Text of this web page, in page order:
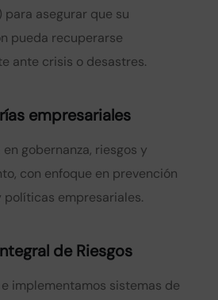
para asegurar que su
pueda recuperarse
ante crisis o desastres.
empresariales
gobernanza, riesgos y
con enfoque en prevención
políticas empresariales.
de Riesgos
implementamos sistemas de